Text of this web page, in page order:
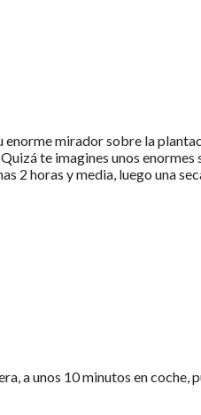
enorme mirador sobre la
te imagines unos enormes
2 horas y media, luego una
a unos 10 minutos en coche,